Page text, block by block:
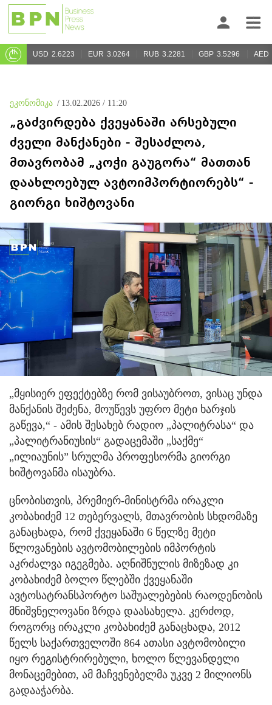
USD 2.6223 EUR 3.0264 RUB 3.2281 GBP 3.5296 AED
ეკონომიკა / 13.02.2026 / 11:20
„გაძვირდება ქვეყანაში არსებული
ძველი მანქანები - შესაძლოა,
მთავრობამ „კოჭი გაუგორა“ მათთან
დაახლოებულ ავტოიმპორტიორებს“ -
გიორგი ხიშტოვანი
„მყისიერ ეფექტებზე რომ ვისაუბროთ, ვისაც უნდა
მანქანის შეძენა, მოუწევს უფრო მეტი ხარჯის
გაწევა,“ - ამის შესახებ რადიო „პალიტრასა“ და
„პალიტრანიუსის“ გადაცემაში „საქმე“
„ილიაუნის” სრულმა პროფესორმა გიორგი
ხიშტოვანმა ისაუბრა.
ცნობისთვის, პრემიერ-მინისტრმა ირაკლი
კობახიძემ 12 თებერვალს, მთავრობის სხდომაზე
განაცხადა, რომ ქვეყანაში 6 წელზე მეტი
წლოვანების ავტომობილების იმპორტის
აკრძალვა იგეგმება. აღნიშნულის მიზეზად კი
კობახიძემ ბოლო წლებში ქვეყანაში
ავტოსატრანსპორტო საშუალებების რაოდენობის
მნიშვნელოვანი ზრდა დაასახელა. კერძოდ,
როგორც ირაკლი კობახიძემ განაცხადა, 2012
წელს საქართველოში 864 ათასი ავტომობილი
იყო რეგისტრირებული, ხოლო წლევანდელი
მონაცემებით, ამ მაჩვენებელმა უკვე 2 მილიონს
გადააჭარბა.